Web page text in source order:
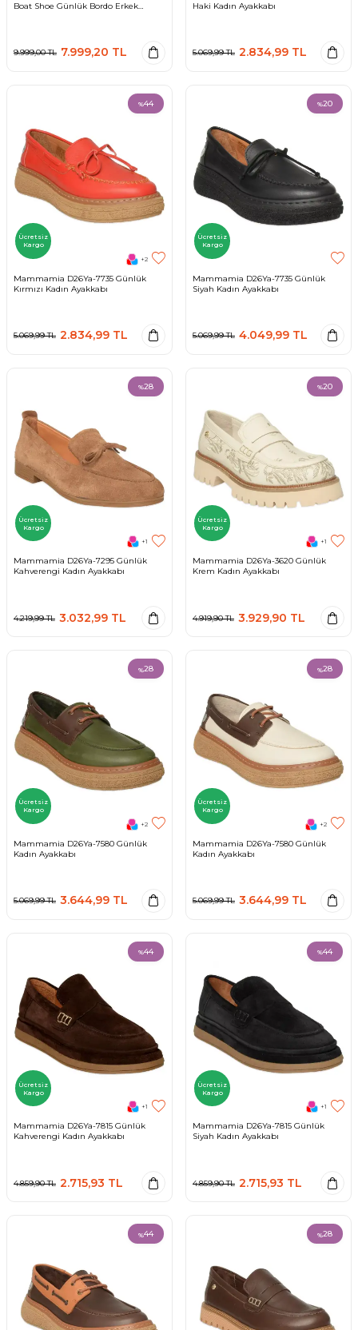
Boat Shoe Günlük Bordo Erkek
9.999,00TL 7.999,20 TL
Haki Kadın Ayakkabı
5.069,99TL 2.834,99 TL
%44
Ücretsiz
Kargo
+2
Mammamia D26Ya-7735 Günlük
Kırmızı Kadın Ayakkabı
5.069,99TL 2.834,99 TL
%20
Ücretsiz
Kargo
Mammamia D26Ya-7735 Günlük
Siyah Kadın Ayakkabı
5.069,99TL 4.049,99 TL
%28
Ücretsiz
Kargo
+1
Mammamia D26Ya-7295 Günlük
Kahverengi Kadın Ayakkabı
4.219,99TL 3.032,99 TL
%20
Ücretsiz
Kargo
+1
Mammamia D26Ya-3620 Günlük
Krem Kadın Ayakkabı
4.919,90TL 3.929,90 TL
%28
Ücretsiz
Kargo
+2
Mammamia D26Ya-7580 Günlük
Kadın Ayakkabı
5.069,99TL 3.644,99 TL
%28
Ücretsiz
Kargo
+2
Mammamia D26Ya-7580 Günlük
Kadın Ayakkabı
5.069,99TL 3.644,99 TL
%44
Ücretsiz
Kargo
+1
Mammamia D26Ya-7815 Günlük
Kahverengi Kadın Ayakkabı
4.859,90TL 2.715,93 TL
%44
Ücretsiz
Kargo
+1
Mammamia D26Ya-7815 Günlük
Siyah Kadın Ayakkabı
4.859,90TL 2.715,93 TL
%44 %28